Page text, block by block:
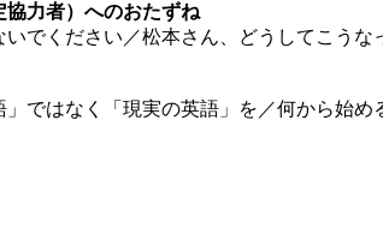
力者）へのおたずね
でください／松本さん、どうしてこうな
ではなく「現実の英語」を／何から始め